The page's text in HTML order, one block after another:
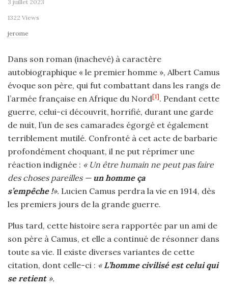
3 juillet 2023
1322 Views
jerome
Dans son roman (inachevé) à caractère
autobiographique « le premier homme », Albert Camus
évoque son père, qui fut combattant dans les rangs de
l’armée française en Afrique du Nord[1]. Pendant cette
guerre, celui-ci découvrit, horrifié, durant une garde
de nuit, l’un de ses camarades égorgé et également
terriblement mutilé. Confronté à cet acte de barbarie
profondément choquant, il ne put réprimer une
réaction indignée : « Un être humain ne peut pas faire
des choses pareilles — un homme ça
s’empêche !». Lucien Camus perdra la vie en 1914, dès
les premiers jours de la grande guerre.
Plus tard, cette histoire sera rapportée par un ami de
son père à Camus, et elle a continué de résonner dans
toute sa vie. Il existe diverses variantes de cette
citation, dont celle-ci : « L’homme civilisé est celui qui
se retient».